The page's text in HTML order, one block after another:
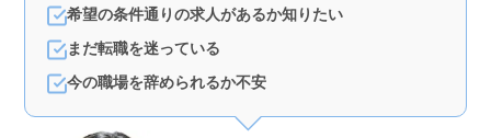
希望の条件通りの求人があるか知りたい
まだ転職を迷っている
今の職場を辞められるか不安